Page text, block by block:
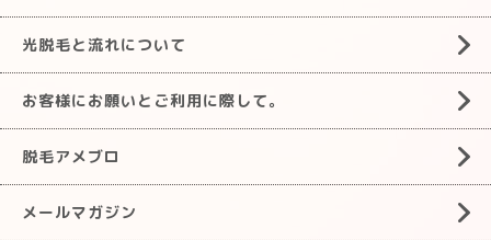
光脱毛と流れについて
お客様にお願いとご利用に際して。
脱毛アメブロ
メールマガジン